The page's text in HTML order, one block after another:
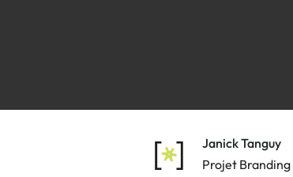
Janick Tanguy
Projet Branding